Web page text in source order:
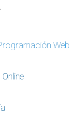
Web